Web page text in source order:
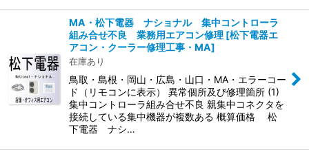
MA・松下電器 ナショナル 集中コントローラ
組み合せ不良 業務用エアコン修理 [松下電器エ
アコン・クーラー修理工事・MA]
在庫あり
鳥取・島根・岡山・広島・山口・MA・エラーコー
ド（リモコンに表示） 異常個所及び修理箇所 (1)
集中コントローラ組み合せ不良 親集中コネクタを
接続している集中機器が複数ある 概算価格 松
下電器 ナシ…